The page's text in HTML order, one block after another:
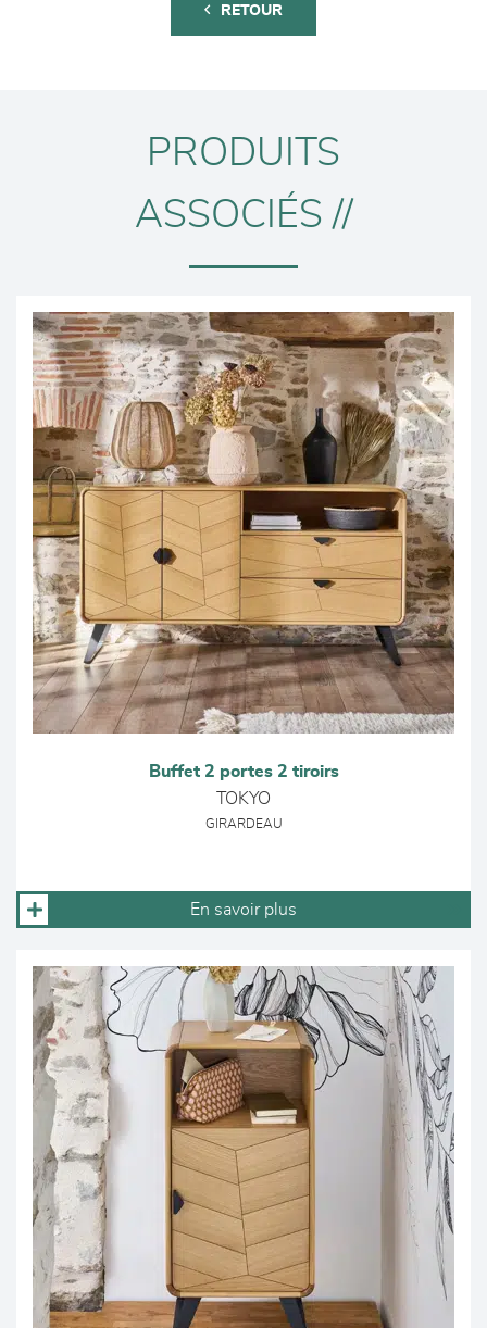
RETOUR
PRODUITS
ASSOCIÉS //
Buffet 2 portes 2 tiroirs
TOKYO
GIRARDEAU
En savoir plus